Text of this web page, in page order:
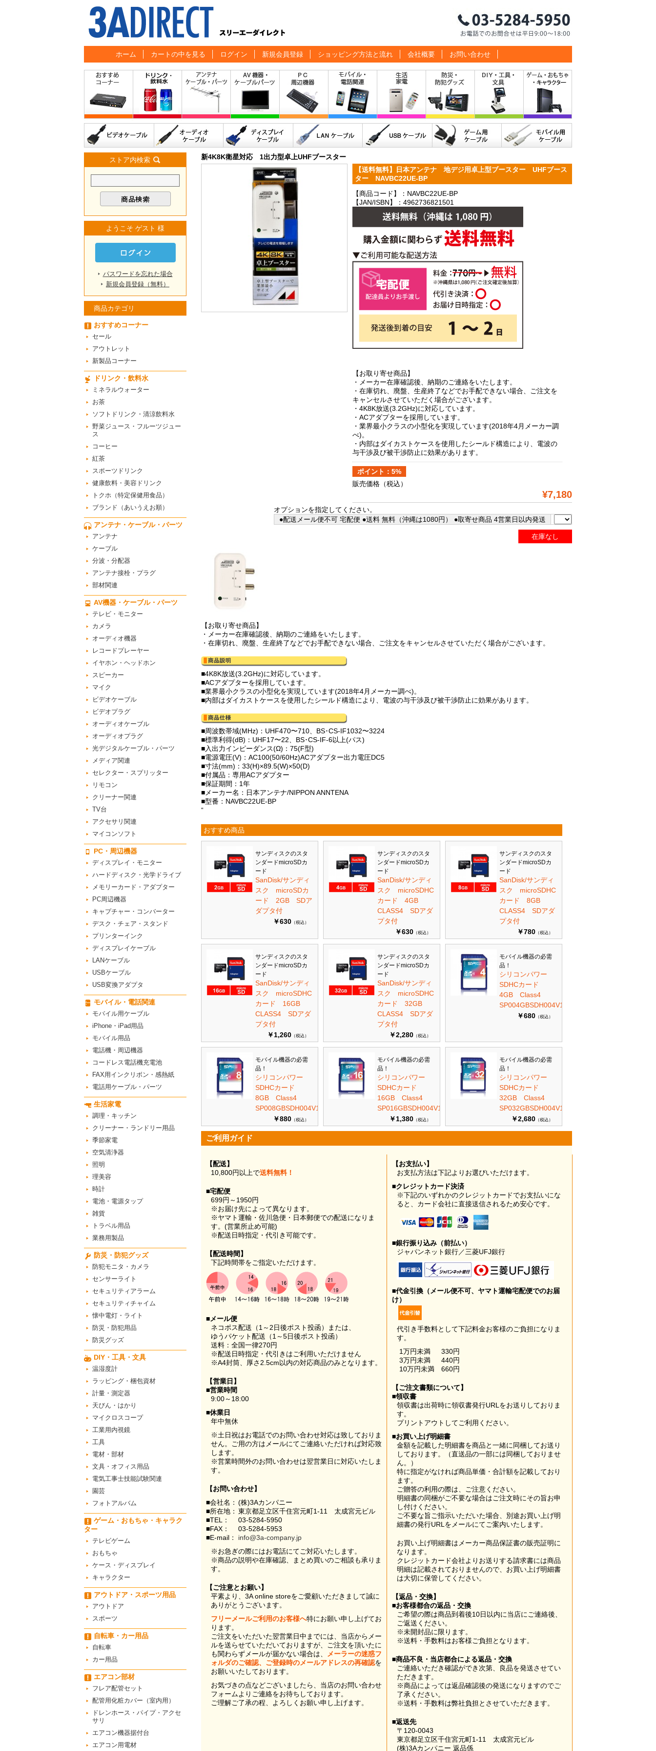
ホーム カートの中を見る ログイン 新規会員登録 ショッピング方法と流れ 会社概要 お問い合わせ
ストア内検索
ようこそ ゲスト 様
パスワードを忘れた場合
新規会員登録（無料）
商品カテゴリ
おすすめコーナー
セール
アウトレット
新製品コーナー
ドリンク・飲料水
ミネラルウォーター
お茶
ソフトドリンク・清涼飲料水
野菜ジュース・フルーツジュー
ス
コーヒー
紅茶
スポーツドリンク
健康飲料・美容ドリンク
トクホ（特定保健用食品）
ブランド（あいうえお順）
アンテナ・ケーブル・パーツ
アンテナ
ケーブル
分波・分配器
アンテナ接栓・プラグ
部材関連
AV機器・ケーブル・パーツ
テレビ・モニター
カメラ
オーディオ機器
レコードプレーヤー
イヤホン・ヘッドホン
スピーカー
マイク
ビデオケーブル
ビデオプラグ
オーディオケーブル
オーディオプラグ
光デジタルケーブル・パーツ
メディア関連
セレクター・スプリッター
リモコン
クリーナー関連
TV台
アクセサリ関連
マイコンソフト
PC・周辺機器
ディスプレイ・モニター
ハードディスク・光学ドライブ
メモリーカード・アダプター
PC周辺機器
キャプチャー・コンバーター
デスク・チェア・スタンド
プリンターインク
ディスプレイケーブル
LANケーブル
USBケーブル
USB変換アダプタ
モバイル・電話関連
モバイル用ケーブル
iPhone・iPad用品
モバイル用品
電話機・周辺機器
コードレス電話機充電池
FAX用インクリボン・感熱紙
電話用ケーブル・パーツ
生活家電
調理・キッチン
クリーナー・ランドリー用品
季節家電
空気清浄器
照明
理美容
時計
電池・電源タップ
雑貨
トラベル用品
業務用製品
防災・防犯グッズ
防犯モニタ・カメラ
センサーライト
セキュリティアラーム
セキュリティチャイム
懐中電灯・ライト
防災・防犯用品
防災グッズ
DIY・工具・文具
温湿度計
ラッピング・梱包資材
計量・測定器
天びん・はかり
マイクロスコープ
工業用内視鏡
工具
電材・部材
文具・オフィス用品
電気工事士技能試験関連
園芸
フォトアルバム
ゲーム・おもちゃ・キャラク
ター
テレビゲーム
おもちゃ
ケース・ディスプレイ
キャラクター
アウトドア・スポーツ用品
アウトドア
スポーツ
自転車・カー用品
自転車
カー用品
エアコン部材
フレア配管セット
配管用化粧カバー（室内用）
ドレンホース・パイプ・アクセ
サリ
エアコン機器据付台
エアコン用電材
新4K8K衛星対応 1出力型卓上UHFブースター
【送料無料】日本アンテナ 地デジ用卓上型ブースター UHFブース
ター NAVBC22UE-BP
【商品コード】：NAVBC22UE-BP
【JAN/ISBN】：4962736821501
【お取り寄せ商品】
・メーカー在庫確認後、納期のご連絡をいたします。
・在庫切れ、廃盤、生産終了などでお手配できない場合、ご注文を
キャンセルさせていただく場合がございます。
・4K8K放送(3.2GHz)に対応しています。
・ACアダプターを採用しています。
・業界最小クラスの小型化を実現しています(2018年4月メーカー調
べ)。
・内部はダイカストケースを使用したシールド構造により、電波の
与干渉及び被干渉防止に効果があります。
ポイント：5%
販売価格 （税込）
¥7,180
オプションを指定してください。
●配送メール便不可 宅配便 ●送料 無料（沖縄は1080円） ●取寄せ商品 4営業日以内発送
在庫なし
【お取り寄せ商品】
・メーカー在庫確認後、納期のご連絡をいたします。
・在庫切れ、廃盤、生産終了などでお手配できない場合、ご注文をキャンセルさせていただく場合がございます。
■4K8K放送(3.2GHz)に対応しています。
■ACアダプターを採用しています。
■業界最小クラスの小型化を実現しています(2018年4月メーカー調べ)。
■内部はダイカストケースを使用したシールド構造により、電波の与干渉及び被干渉防止に効果があります。
■周波数帯域(MHz)：UHF470〜710、BS･CS-IF1032〜3224
■標準利得(dB)：UHF17〜22、BS･CS-IF-6以上(パス)
■入出力インピーダンス(Ω)：75(F型)
■電源電圧(V)：AC100(50/60Hz)ACアダプター出力電圧DC5
■寸法(mm)：33(H)×89.5(W)×50(D)
■付属品：専用ACアダプター
■保証期間：1年
■メーカー名：日本アンテナ/NIPPON ANNTENA
■型番：NAVBC22UE-BP
“
おすすめ商品
サンディスクのスタ
ンダードmicroSDカ
ード
SanDisk/サンディ
スク microSDカ
ード 2GB SDア
ダプタ付
￥630 （税込）
サンディスクのスタ
ンダードmicroSDカ
ード
SanDisk/サンディ
スク microSDHC
カード 4GB
CLASS4 SDアダ
プタ付
￥630 （税込）
サンディスクのスタ
ンダードmicroSDカ
ード
SanDisk/サンディ
スク microSDHC
カード 8GB
CLASS4 SDアダ
プタ付
￥780 （税込）
サンディスクのスタ
ンダードmicroSDカ
ード
SanDisk/サンディ
スク microSDHC
カード 16GB
CLASS4 SDアダ
プタ付
￥1,260 （税込）
サンディスクのスタ
ンダードmicroSDカ
ード
SanDisk/サンディ
スク microSDHC
カード 32GB
CLASS4 SDアダ
プタ付
￥2,280 （税込）
モバイル機器の必需
品！
シリコンパワー
SDHCカード
4GB Class4
SP004GBSDH004V10
￥680 （税込）
モバイル機器の必需
品！
シリコンパワー
SDHCカード
8GB Class4
SP008GBSDH004V10
￥880 （税込）
モバイル機器の必需
品！
シリコンパワー
SDHCカード
16GB Class4
SP016GBSDH004V10
￥1,380 （税込）
モバイル機器の必需
品！
シリコンパワー
SDHCカード
32GB Class4
SP032GBSDH004V10
￥2,680 （税込）
ご利用ガイド
【配送】
10,800円以上で送料無料！
■宅配便
699円～1950円
※お届け先によって異なります。
※ヤマト運輸・佐川急便・日本郵便での配送になりま
す。(営業所止め可能)
※配送日時指定・代引き可能です。
【配送時間】
下記時間帯をご指定いただけます。
■メール便
ネコポス配送（1～2日後ポスト投函）または、
ゆうパケット配送（1～5日後ポスト投函）
送料：全国一律270円
※配送日時指定・代引きはご利用いただけません
※A4封筒、厚さ2.5cm以内の対応商品のみとなります。
【営業日】
■営業時間
9:00～18:00
■休業日
年中無休
※土日祝はお電話でのお問い合わせ対応は致しておりま
せん。ご用の方はメールにてご連絡いただければ対応致
します。
※営業時間外のお問い合わせは翌営業日に対応いたしま
す。
【お問い合わせ】
■会社名： (株)3Aカンパニー
■所在地： 東京都足立区千住宮元町1-11 太成宮元ビル
■TEL：
03-5284-5950
■FAX：
03-5284-5953
■E-mail：
info@3a-company.jp
※お急ぎの際にはお電話にてご対応いたします。
※商品の説明や在庫確認、まとめ買いのご相談も承りま
す。
【ご注意とお願い】
平素より、3A online storeをご愛顧いただきまして誠に
ありがとうございます。
フリーメールご利用のお客様へ特にお願い申し上げてお
ります。
ご注文をいただいた翌営業日中までには、当店からメー
ルを送らせていただいておりますが、ご注文を頂いたに
も関わらずメールが届かない場合は、
メーラーの迷惑フ
ォルダのご確認、ご登録時のメールアドレスの再確認を
お願いいたしております。
お気づきの点などございましたら、当店のお問い合わせ
フォームよりご連絡をお待ちしております。
ご理解ご了承の程、よろしくお願い申し上げます。
【お支払い】
お支払方法は下記よりお選びいただけます。
■クレジットカード決済
※下記のいずれかのクレジットカードでお支払いにな
ると、カード会社に直接送信されるため安心です。
■銀行振り込み（前払い）
ジャパンネット銀行／三菱UFJ銀行
■代金引換（メール便不可、ヤマト運輸宅配便でのお届
け）
代引き手数料として下記料金お客様のご負担になりま
す。
1万円未満
330円
3万円未満
440円
10万円未満
660円
【ご注文書類について】
■領収書
領収書は出荷時に領収書発行URLをお送りしておりま
す。
プリントアウトしてご利用ください。
■お買い上げ明細書
金額を記載した明細書を商品と一緒に同梱してお送り
しております。（直送品の一部には同梱しておりませ
ん。）
特に指定がなければ商品単価・合計額を記載しており
ます。
ご贈答の利用の際は、ご注意ください。
明細書の同梱がご不要な場合はご注文時にその旨お申
し付けください。
ご不要な旨ご指示いただいた場合、別途お買い上げ明
細書の発行URLをメールにてご案内いたします。
お買い上げ明細書はメーカー商品保証書の販売証明に
なります。
クレジットカード会社よりお送りする請求書には商品
明細は記載されておりませんので、お買い上げ明細書
は大切に保管してください。
【返品・交換】
■お客様都合の返品・交換
ご希望の際は商品到着後10日以内に当店にご連絡後、
ご返送ください。
※未開封品に限ります。
※送料・手数料はお客様ご負担となります。
■商品不良・当店都合による返品・交換
ご連絡いただき確認ができ次第、良品を発送させてい
ただきます。
※商品によっては返品確認後の発送になりますのでご
了承ください。
※送料・手数料は弊社負担とさせていただきます。
■返送先
〒120-0043
東京都足立区千住宮元町1-11 太成宮元ビル
(株)3Aカンパニー 返品係